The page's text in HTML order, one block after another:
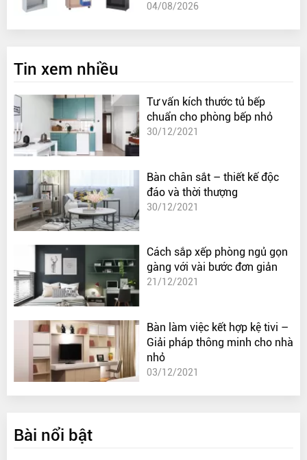
04/08/2026
Tin xem nhiều
Tư vấn kích thước tủ bếp
chuẩn cho phòng bếp nhỏ
30/12/2021
Bàn chân sắt – thiết kế độc
đáo và thời thượng
30/12/2021
Cách sắp xếp phòng ngủ gọn
gàng với vài bước đơn giản
21/12/2021
Bàn làm việc kết hợp kệ tivi –
Giải pháp thông minh cho nhà
nhỏ
03/12/2021
Bài nổi bật